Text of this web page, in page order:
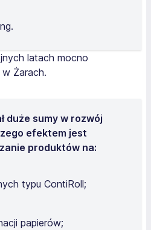
latach mocno
Żarach.
duże sumy w rozwój
efektem jest
produktów na:
typu ContiRoll;
papierów;